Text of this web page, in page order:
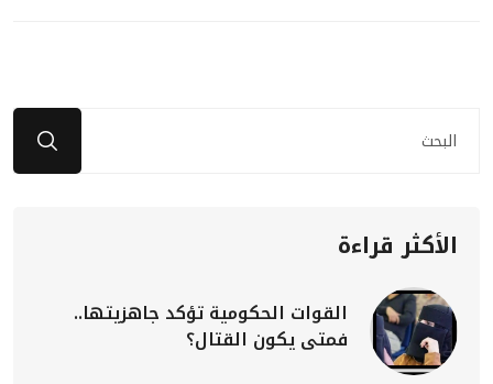
الأكثر قراءة
القوات الحكومية تؤكد جاهزيتها..
فمتى يكون القتال؟